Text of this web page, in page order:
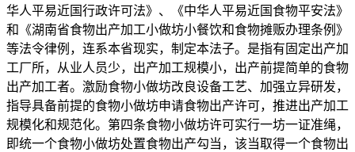
华人平易近国行政许可法》、《中华人平易近国食物平安法》
和《湖南省食物出产加工小做坊小餐饮和食物摊贩办理条例》
等法令律例，连系本省现实，制定本法子。是指有固定出产加
工厂所，从业人员少，出产加工规模小，出产前提简单的食物
出产加工者。激励食物小做坊改良设备工艺、加强立异研发，
指导具备前提的食物小做坊申请食物出产许可，推进出产加工
规模化和规范化。第四条食物小做坊许可实行一坊一证准绳，
即统一个食物小做坊处置食物出产勾当，该当取得一个食物出